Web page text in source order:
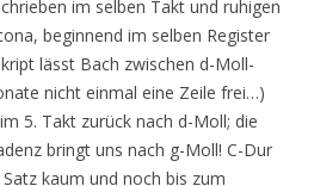
im selben Takt und ruhigen
beginnend im selben Register
lässt Bach zwischen d-Moll-
nicht einmal eine Zeile frei…)
5. Takt zurück nach d-Moll; die
bringt uns nach g-Moll! C-Dur
kaum und noch bis zum